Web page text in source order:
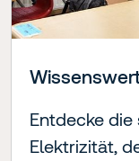
Entdecke
Elektrizität,